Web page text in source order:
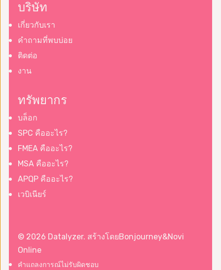
บริษัท
เกี่ยวกับเรา
คำถามที่พบบ่อย
ติดต่อ
งาน
ทรัพยากร
บล็อก
SPC คืออะไร?
FMEA คืออะไร?
MSA คืออะไร?
APQP คืออะไร?
เวบิเนียร์
© 2026 Datalyzer. สร้างโดยBonjourney&Novi
Online
คำแถลงการณ์ไม่รับผิดชอบ